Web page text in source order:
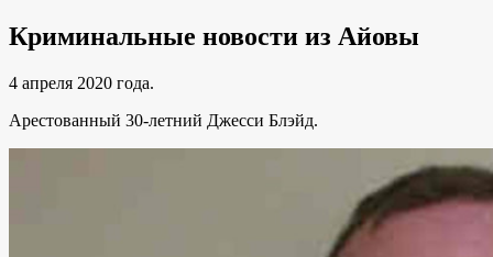
Криминальные новости из Айовы
4 апреля 2020 года.
Арестованный 30-летний Джесси Блэйд.